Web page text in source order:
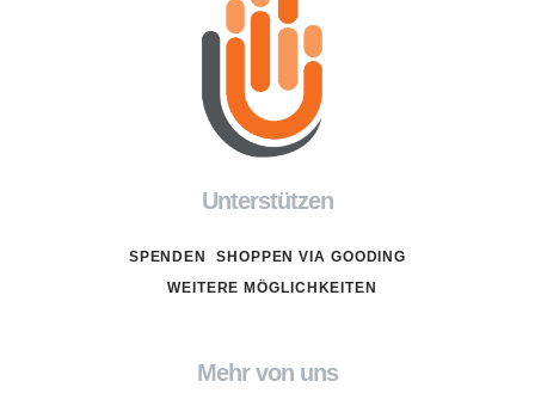
Unterstützen
SPENDEN
SHOPPEN VIA GOODING
WEITERE MÖGLICHKEITEN
Mehr von uns